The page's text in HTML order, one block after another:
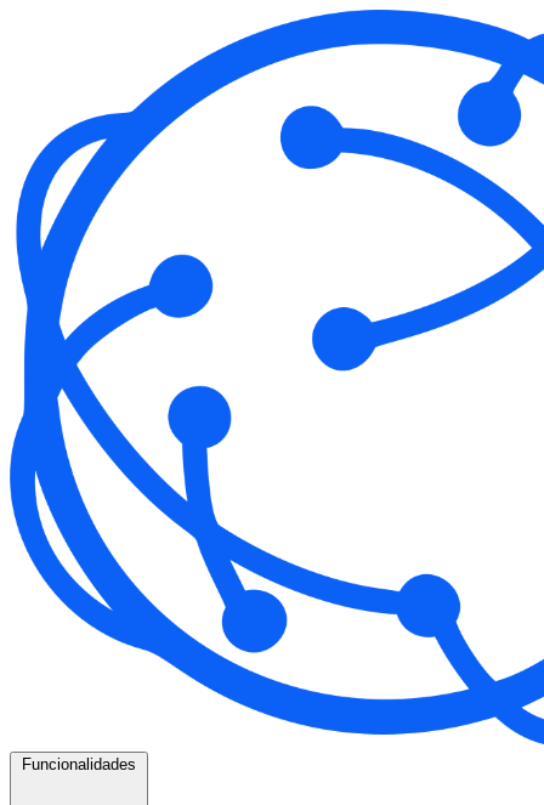
Funcionalidades